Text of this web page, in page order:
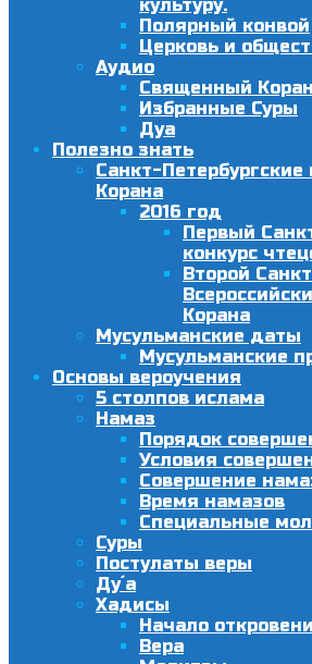
культуру.
Полярный конвой
Церковь и
Аудио
Священный Коран
Избранные Суры
Дуа
Полезно знать
Санкт-Петербургские
Корана
2016 год
Первый
конкурс
Второй
Корана
Мусульманские даты
Мусульманские
Основы вероучения
5 столпов ислама
Намаз
Порядок
Условия
Совершение
Время намазов
Специальные
Суры
Постулаты веры
Ду´а
Хадисы
Начало
Вера